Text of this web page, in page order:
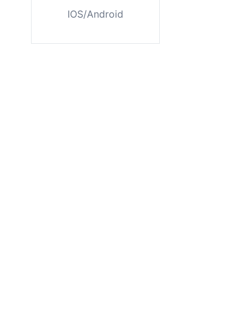
IOS/Android